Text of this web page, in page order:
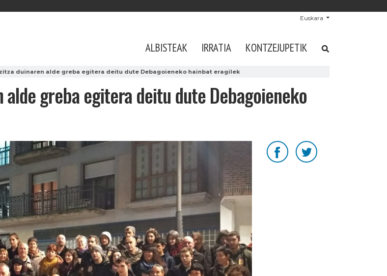
Euskara
ALBISTEAK IRRATIA KONTZEJUPETIK
duinaren alde greba egitera deitu dute Debagoieneko hainbat eragilek
greba egitera deitu dute Debagoieneko